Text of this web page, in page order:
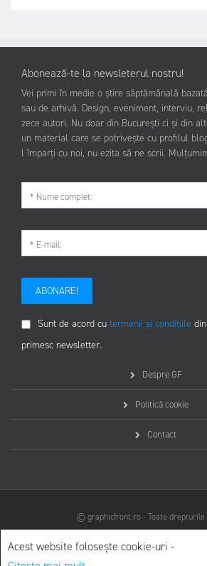
Acest website folosește cookie-uri -
Abonează-te la newsleterul nostru!
Vei primi în medie o știre săptămânală
sau de arhivă. Design, eveniment, interviu,
zece autori. Nu doar din București ci și din
un material care se potrivește cu profilul
l împarți cu noi, nu ezita să ne scrii.
ABONARE!
Sunt de acord cu termenii și condițiile
primesc newsletter.
Despre GF
Politică cookie
Contact
© graphicfront.ro - Toate drepturile